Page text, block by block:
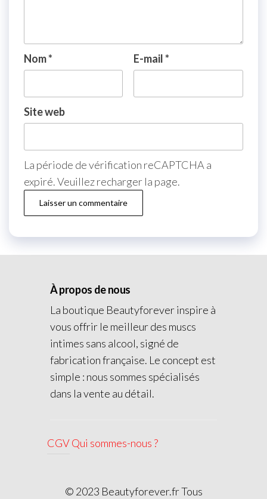
Nom* E-mail*
Site web
La période de vérification reCAPTCHA a
expiré. Veuillez recharger la page.
À propos de nous
La boutique Beautyforever inspire à
vous offrir le meilleur des muscs
intimes sans alcool, signé de
fabrication française. Le concept est
simple : nous sommes spécialisés
dans la vente au détail.
CGVQui sommes-nous ?
© 2023 Beautyforever.fr Tous